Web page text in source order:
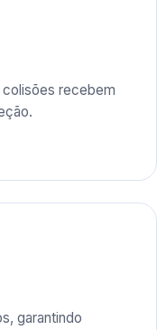
recebem
garantindo